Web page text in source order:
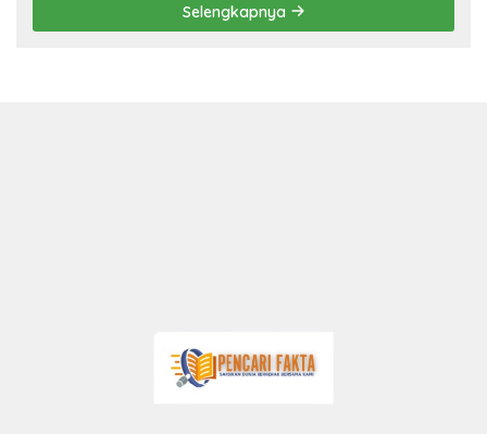
Selengkapnya